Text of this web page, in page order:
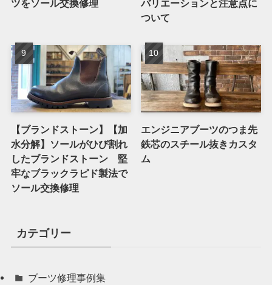
ツをソール交換修理
バリエーションと注意点に
ついて
【ブランドストーン】【加
水分解】ソールがひび割れ
したブランドストーン 堅
牢なブラックラピド製法で
ソール交換修理
エンジニアブーツのつま先
鉄芯のスチール抜きカスタ
ム
カテゴリー
ブーツ修理事例集